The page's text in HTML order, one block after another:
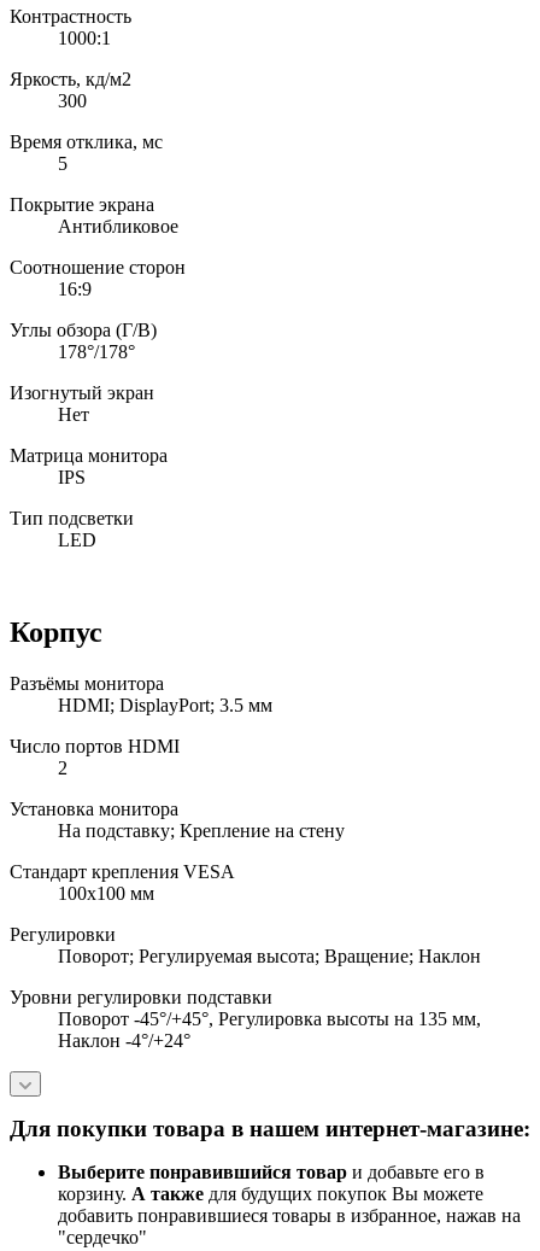
Контрастность
1000:1
Яркость, кд/м2
300
Время отклика, мс
5
Покрытие экрана
Антибликовое
Соотношение сторон
16:9
Углы обзора (Г/В)
178°/178°
Изогнутый экран
Нет
Матрица монитора
IPS
Тип подсветки
LED
Корпус
Разъёмы монитора
HDMI; DisplayPort; 3.5 мм
Число портов HDMI
2
Установка монитора
На подставку; Крепление на стену
Стандарт крепления VESA
100x100 мм
Регулировки
Поворот; Регулируемая высота; Вращение; Наклон
Уровни регулировки подставки
Поворот -45°/+45°, Регулировка высоты на 135 мм,
Наклон -4°/+24°
Для покупки товара в нашем интернет-магазине:
Выберите понравившийся товар и добавьте его в
корзину. А также для будущих покупок Вы можете
добавить понравившиеся товары в избранное, нажав на
"сердечко"